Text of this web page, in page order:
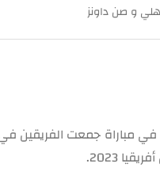
و صن داونز
مباراة جمعت الفريقين
2023.